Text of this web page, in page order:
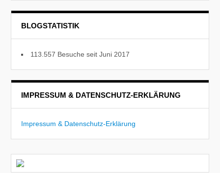
BLOGSTATISTIK
113.557 Besuche seit Juni 2017
IMPRESSUM & DATENSCHUTZ-ERKLÄRUNG
Impressum & Datenschutz-Erklärung